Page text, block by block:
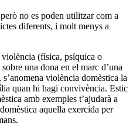
no es poden utilitzar com a
diferents, i molt menys a
violència (física, psíquica o
una dona en el marc d’una
violència domèstica la
quan hi hagi convivència. Estic
amb exemples t’ajudarà a
aquella exercida per